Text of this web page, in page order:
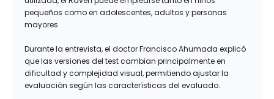
pequeños como en adolescentes, adultos y personas
mayores.
Durante la entrevista, el doctor Francisco Ahumada explicó
que las versiones del test cambian principalmente en
dificultad y complejidad visual, permitiendo ajustar la
evaluación según las características del evaluado.